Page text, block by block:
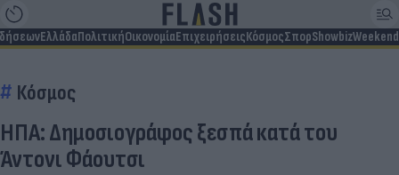
ΕλλάδαΠολιτικήΟικονομίαΕπιχειρήσειςΚόσμοςΣπορShowbizWeekend
Κόσμος
ΗΠΑ: Δημοσιογράφος ξεσπά κατά του
Άντονι Φάουτσι